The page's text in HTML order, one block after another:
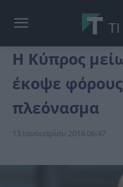
Η Κύπρος
έκοψε
πλεόνασμα
13 Ιανουαρίου 2018 06:47